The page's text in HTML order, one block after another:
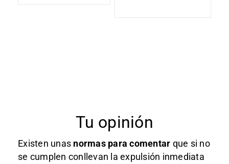
Tu opinión
Existen unas normas para comentar que si no
se cumplen conllevan la expulsión inmediata